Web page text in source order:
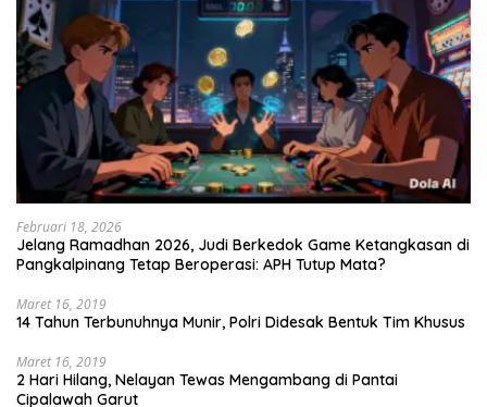
Februari 18, 2026
Jelang Ramadhan 2026, Judi Berkedok Game Ketangkasan di
Pangkalpinang Tetap Beroperasi: APH Tutup Mata?
Maret 16, 2019
14 Tahun Terbunuhnya Munir, Polri Didesak Bentuk Tim Khusus
Maret 16, 2019
2 Hari Hilang, Nelayan Tewas Mengambang di Pantai
Cipalawah Garut